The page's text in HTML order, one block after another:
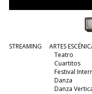
STREAMING
ARTES
Teatro
Cuartitos
Festival
Danza
Danza